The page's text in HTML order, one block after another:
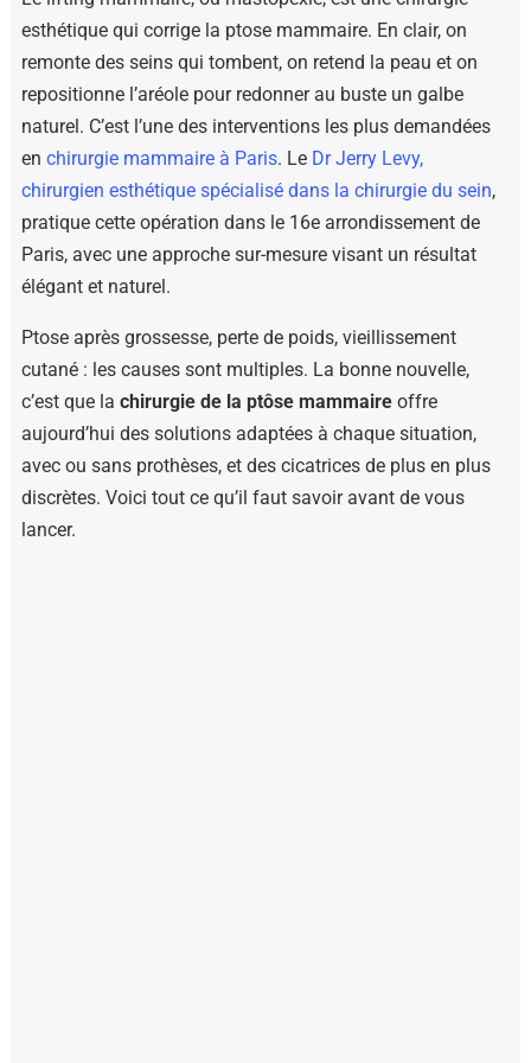
esthétique qui corrige la ptose mammaire. En clair, on
remonte des seins qui tombent, on retend la peau et on
repositionne l’aréole pour redonner au buste un galbe
naturel. C’est l’une des interventions les plus demandées
en chirurgie mammaire à Paris. Le Dr Jerry Levy,
chirurgien esthétique spécialisé dans la chirurgie du sein,
pratique cette opération dans le 16e arrondissement de
Paris, avec une approche sur-mesure visant un résultat
élégant et naturel.
Ptose après grossesse, perte de poids, vieillissement
cutané : les causes sont multiples. La bonne nouvelle,
c’est que la chirurgie de la ptôse mammaireoffre
aujourd’hui des solutions adaptées à chaque situation,
avec ou sans prothèses, et des cicatrices de plus en plus
discrètes. Voici tout ce qu’il faut savoir avant de vous
lancer.